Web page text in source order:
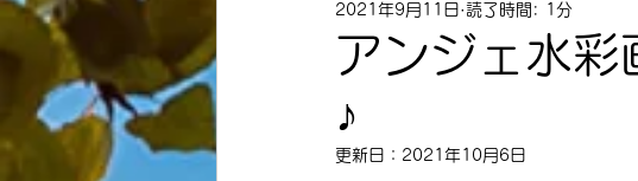
アンジェ水彩画教室
アンジェ水
♪
2021年9月11日 読了時間: 1分
更新日： 2021年10月6日